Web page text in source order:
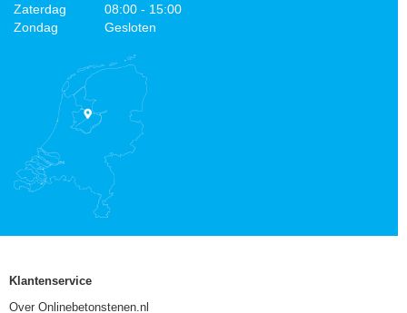
Zaterdag
08:00 - 15:00
Zondag
Gesloten
Klantenservice
Over Onlinebetonstenen.nl